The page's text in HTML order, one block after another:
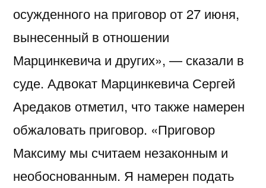
осужденного на приговор от 27 июня,
вынесенный в отношении
Марцинкевича и других», — сказали в
суде. Адвокат Марцинкевича Сергей
Аредаков отметил, что также намерен
обжаловать приговор. «Приговор
Максиму мы считаем незаконным и
необоснованным. Я намерен подать